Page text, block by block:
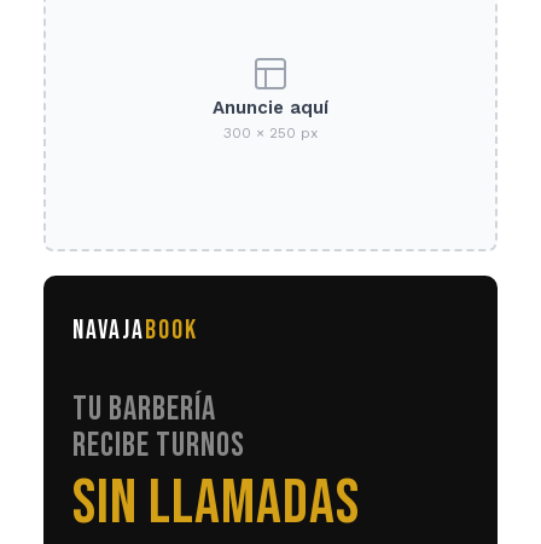
Anuncie aquí
300 × 250 px
NAVAJABOOK
TU BARBERÍA
RECIBE TURNOS
EN AUTOMÁTICO